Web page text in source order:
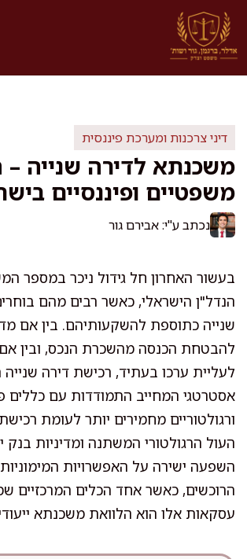
לדלג
לתוכן
דיני צרכנות ומערכת פיננסית
משכנתא לדירה שנייה –
משפטיים ופיננסיים
נכתב ע"י: אבירם גור
בעשור האחרון חל גידול ניכר במספר
הנדל"ן הישראלי, כאשר רבים מהם
שנייה כתוספת להשקעותיהם. בין אם
להבטחת הכנסה מהשכרת הנכס, ובין אם
לעליית ערכו בעתיד, רכישת דירה
אסטרטגי המחייב התמודדות עם כללים
ורגולטוריים מחמירים יותר לעומת
העול הרגולטורי המשתנה ומדיניות
השפעה ישירה על האפשרויות
הרוכשים, כאשר אחד הכלים המרכזיים
עסקאות אלו הוא הלוואת משכנתא